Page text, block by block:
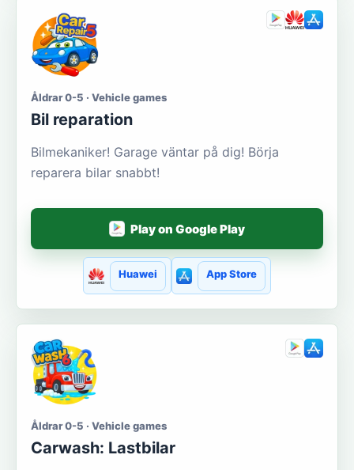
Åldrar 0-5 · Vehicle games
Bil reparation
Bilmekaniker! Garage väntar på dig! Börja
reparera bilar snabbt!
Play on Google Play
Huawei App Store
Åldrar 0-5 · Vehicle games
Carwash: Lastbilar